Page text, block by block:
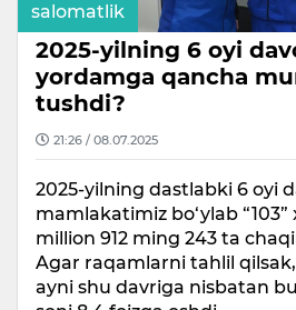
salomatlik
2025-yilning 6 oyi
yordamga qancha
tushdi?
21:26 / 08.07.2025
2025-yilning dastlabki 6 oyi
mamlakatimiz bo‘ylab
million 912 ming 243 ta
Agar raqamlarni tahlil
ayni shu davriga nisbatan